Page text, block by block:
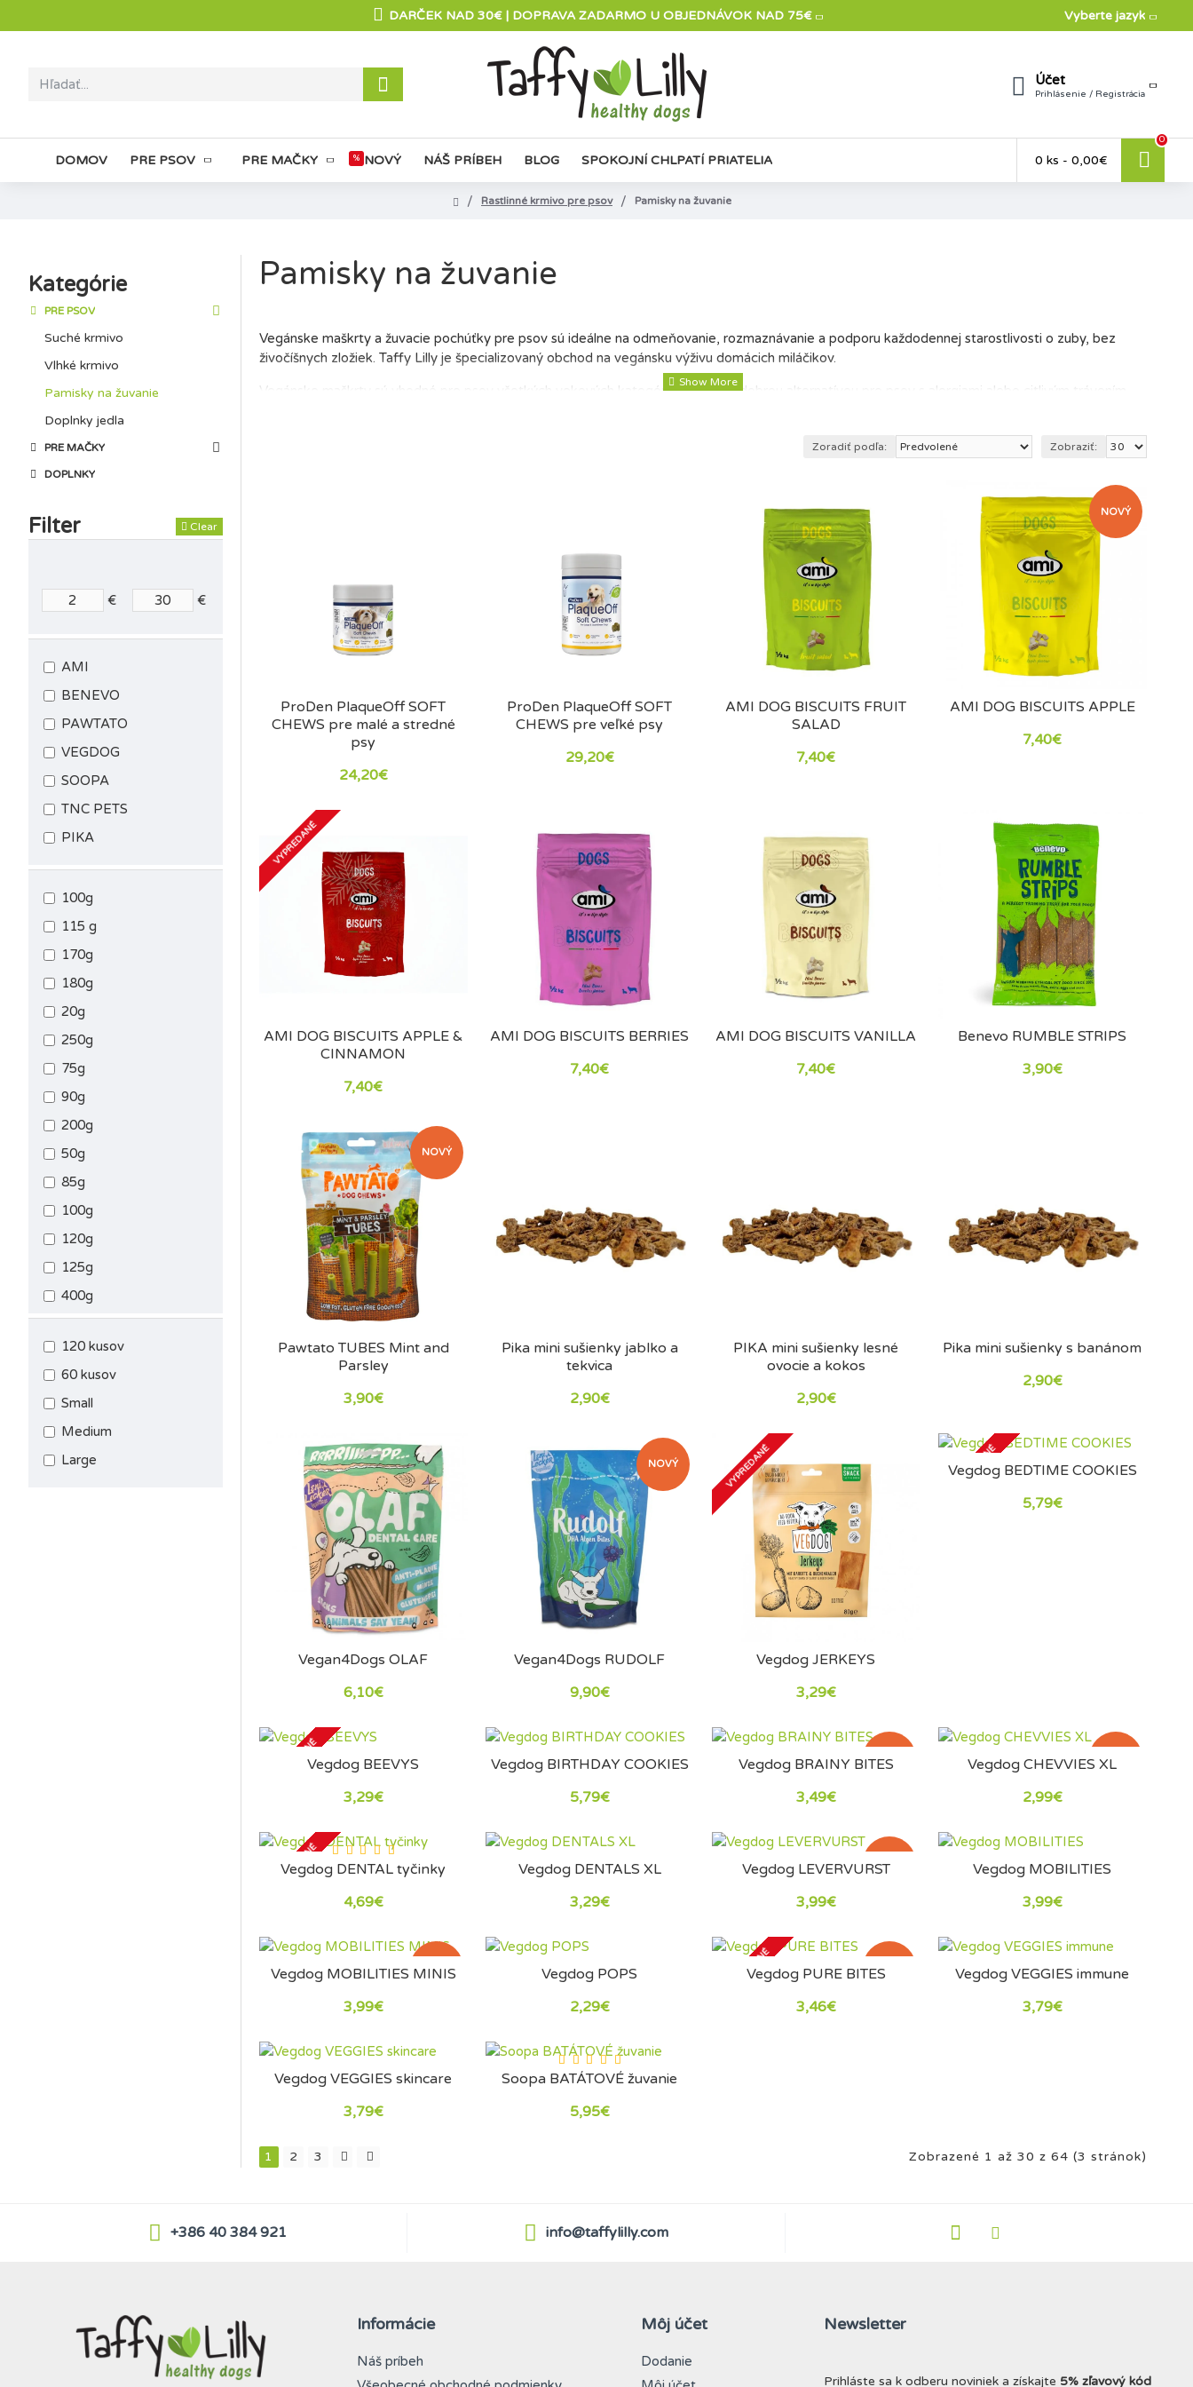
DARČEK NAD 30€ | DOPRAVA ZADARMO U OBJEDNÁVOK NAD 75€ Vyberte jazyk
Účet
Prihlásenie / Registrácia
DOMOV PRE PSOV PRE MAČKY % NOVÝ NÁŠ PRÍBEH BLOG SPOKOJNÍ CHLPATÍ PRIATELIA 0 ks - 0,00€
0
Rastlinné krmivo pre psov Pamisky na žuvanie
Kategórie
PRE PSOV
Suché krmivo
Vlhké krmivo
Pamisky na žuvanie
Doplnky jedla
PRE MAČKY
DOPLNKY
Filter Clear
€ €
AMI
BENEVO
PAWTATO
VEGDOG
SOOPA
TNC PETS
PIKA
100g
115 g
170g
180g
20g
250g
75g
90g
200g
50g
85g
100g
120g
125g
400g
500g
30g
80g
120 kusov
60 kusov
Small
Medium
Large
Pamisky na žuvanie
Vegánske maškrty a žuvacie pochúťky pre psov sú ideálne na odmeňovanie, rozmaznávanie a podporu každodennej starostlivosti o zuby, bez
živočíšnych zložiek. Taffy Lilly je špecializovaný obchod na vegánsku výživu domácich miláčikov.
Vegánske maškrty sú vhodné pre psov všetkých vekových kategórií a často sú dobrou alternatívou pre psov s alergiami alebo citlivým trávením.
V ponuke nájdete mäkké tréningové maškrty aj tvrdšie žuvacie pochúťky na podporu ústnej hygieny. Vyberte si kvalitné vegánske maškrty pre
Zoradiť podľa: Zobraziť:
ProDen PlaqueOff SOFT
CHEWS pre malé a stredné
psy
24,20€
ProDen PlaqueOff SOFT
CHEWS pre veľké psy
29,20€
AMI DOG BISCUITS FRUIT
SALAD
7,40€
NOVÝ
AMI DOG BISCUITS APPLE
7,40€
VYPREDANÉ
AMI DOG BISCUITS APPLE &
CINNAMON
7,40€
AMI DOG BISCUITS BERRIES
7,40€
AMI DOG BISCUITS VANILLA
7,40€
Benevo RUMBLE STRIPS
3,90€
NOVÝ
Pawtato TUBES Mint and
Parsley
3,90€
Pika mini sušienky jablko a
tekvica
2,90€
PIKA mini sušienky lesné
ovocie a kokos
2,90€
Pika mini sušienky s banánom
2,90€
Vegan4Dogs OLAF
6,10€
NOVÝ
Vegan4Dogs RUDOLF
9,90€
VYPREDANÉ
Vegdog JERKEYS
3,29€
VYPREDANÉ
Vegdog BEDTIME COOKIES
5,79€
VYPREDANÉVegdog BEEVYS
3,29€
Vegdog BIRTHDAY COOKIES
5,79€
NOVÝ
Vegdog BRAINY BITES
3,49€
NOVÝ
Vegdog CHEVVIES XL
2,99€
VYPREDANÉ
Vegdog DENTAL tyčinky
4,69€
Vegdog DENTALS XL
3,29€
NOVÝ
Vegdog LEVERVURST
3,99€
Vegdog MOBILITIES
3,99€
NOVÝ
Vegdog MOBILITIES MINIS
3,99€
Vegdog POPS
2,29€
NOVÝ
VYPREDANÉ
Vegdog PURE BITES
3,46€
Vegdog VEGGIES immune
3,79€
Vegdog VEGGIES skincare
3,79€
Soopa BATÁTOVÉ žuvanie
5,95€
1 2 3 Zobrazené 1 až 30 z 64 (3 stránok)
+386 40 384 921 info@taffylilly.com
Informácie
Náš príbeh
Môj účet
Dodanie
Newsletter
Prihláste sa k odberu noviniek a získajte 5% zľavový kód